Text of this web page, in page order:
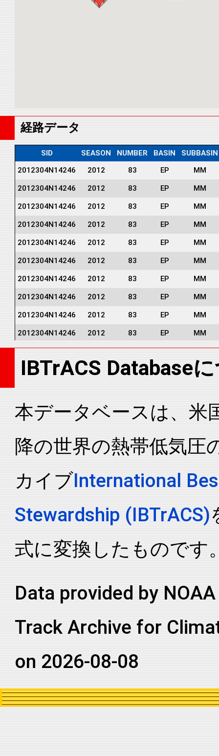
経路データ
SID SEASON NUMBER BASIN
SUBBASIN
2012304N14246
2012 83 EP MM
2012304N14246 2012 83 EP MM
2012304N14246 2012 83 EP MM
2012304N14246 2012 83 EP MM
2012304N14246 2012 83 EP MM
2012304N14246 2012 83 EP MM
2012304N14246 2012 83 EP MM
2012304N14246 2012 83 EP MM
2012304N14246 2012 83 EP MM
2012304N14246 2012 83 EP MM
2012304N14246 2012 83 EP MM
2012304N14246 2012 83 EP MM
2012304N14246 2012 83 EP MM
2012304N14246 EP MM
2012304N14246 2012 83 EP MM
2012304N14246 2012 83 EP MM
2012304N14246 2012 83 EP MM
2012304N14246 2012 83 EP MM
2012304N14246 2012 83 EP MM
2012304N14246
2012304N14246 2012 83 EP MM
2012304N14246 2012 83
2012304N14246 2012 83 EP MM
IBTrACS Database
本データベースは、米
降の世界の熱帯低気圧
カイブInternational
Stewardship (IBTrACS)
式に変換したものです
Data provided by
Track Archive for
on 2026-08-08